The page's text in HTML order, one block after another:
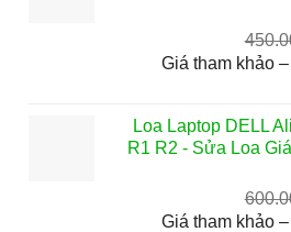
Giá tham khảo
Loa Laptop DELL
R1 R2 - Sửa Loa
Giá tham khảo